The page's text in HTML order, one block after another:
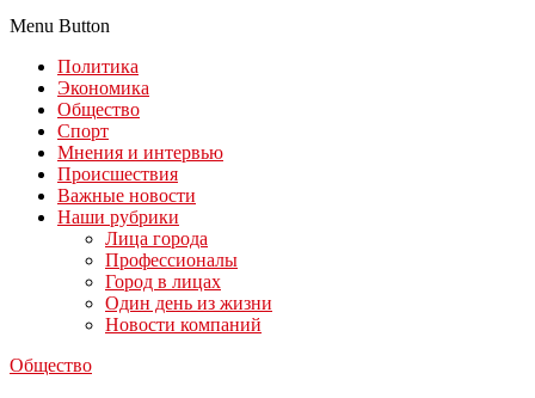
Menu Button
Политика
Экономика
Общество
Спорт
Мнения и интервью
Происшествия
Важные новости
Наши рубрики
Лица города
Профессионалы
Город в лицах
Один день из жизни
Новости компаний
Общество